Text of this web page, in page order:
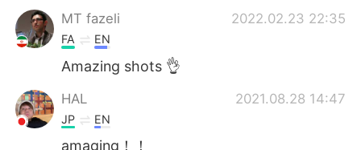
Português
MT fazeli
2022.02.23 22:35
FA EN
Amazing shots 👌
HAL 2021.08.28 14:47
JP EN
amaging！！